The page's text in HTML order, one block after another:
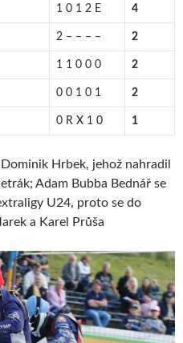
1 0 1 2 E 4
2 – – – – 2
1 1 0 0 0 2
0 0 1 0 1 2
0 R X 1 0 1
Hrbek, jehož nahradil
Adam Bubba Bednář se
U24, proto se do
a Karel Průša